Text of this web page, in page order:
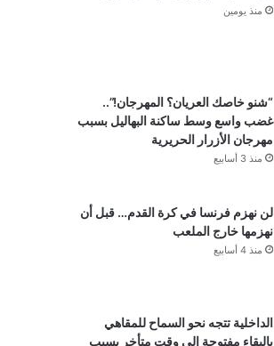
منذ يومين
“شنو خاصك العريان؟ المهرجان!”..
غضب واسع وسط ساكنة البهاليل بسبب
مهرجان الأزرار الحريرية
منذ 3 أسابيع
لن نهزم فرنسا في كرة القدم… قبل أن
نهزمها خارج الملعب
منذ 4 أسابيع
الداخلية تتجه نحو السماح للمقاهي
بالبقاء مفتوحة إلى وقت متأخر بسبب